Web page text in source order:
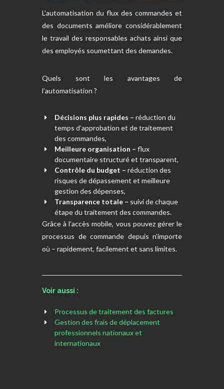
L’automatisation du flux des commandes et
des documents améliore considérablement
le travail des responsables achats ainsi que
des employés soumettant des demandes.
Quels sont les avantages de
l’automatisation ?
Décisions plus rapides – réduction du
temps d’approbation et de traitement
des commandes,
Meilleure organisation – flux
documentaire structuré et transparent,
Contrôle du budget – réduction des
risques de dépassement et meilleure
gestion des dépenses,
Transparence totale – suivi de chaque
étape du traitement des commandes.
Grâce à l’accès mobile, vous pouvez gérer le
processus de commande depuis n’importe
où – rapidement, facilement et sans limites.
Voir aussi :
Processus de traitement des factures
Gestion des frais de déplacement
professionnels nationaux et
internationaux